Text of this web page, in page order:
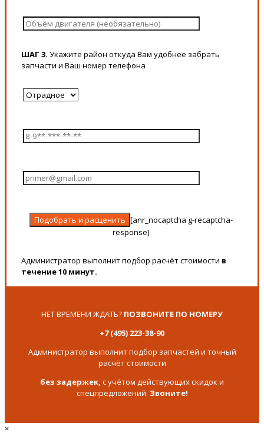
ШАГ 3. Укажите район откуда Вам удобнее забрать
запчасти и Ваш номер телефона
[anr_nocaptcha g-recaptcha-
response]
Администратор выполнит подбор расчёт стоимости в
течение 10 минут.
НЕТ ВРЕМЕНИ ЖДАТЬ? ПОЗВОНИТЕ ПО НОМЕРУ
+7 (495) 223-38-90
Администратор выполнит подбор запчастей и точный
расчёт стоимости
без задержек, с учётом действующих скидок и
спецпредложений. Звоните!
×